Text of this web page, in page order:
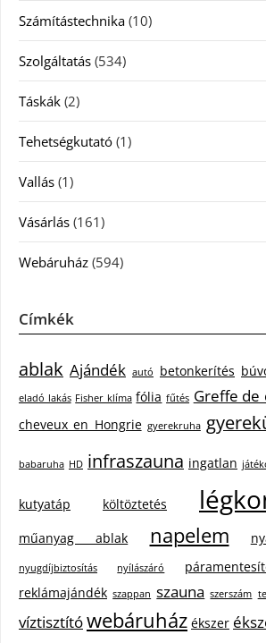
Számítástechnika (10)
Szolgáltatás (534)
Táskák (2)
Tehetségkutató (1)
Vallás (1)
Vásárlás (161)
Webáruház (594)
Címkék
ablak Ajándék autó betonkerítés
eladó lakás Fisher klíma fólia fűtés Greffe de
cheveux en Hongrie gyerekruha
babaruha HD infraszauna ingatlan
kutyatáp költöztetés
műanyag ablak napelem
nyugdíjbiztosítás nyílászáró
reklámajándék szappan szauna szerszám
víztisztítówebáruház ékszer